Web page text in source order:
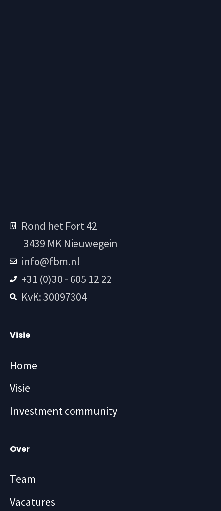
Rond het Fort 42
3439 MK Nieuwegein
info@fbm.nl
+31 (0)30 - 605 12 22
KvK: 30097304
Visie
Home
Visie
Investment community
Over
Team
Vacatures